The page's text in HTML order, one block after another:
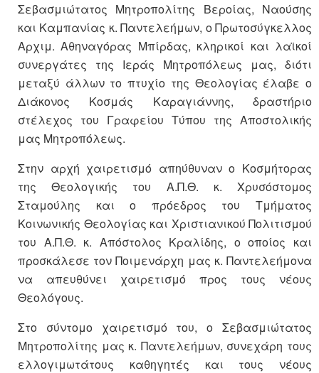
Σεβασμιώτατος Μητροπολίτης Βεροίας, Ναούσης
και Καμπανίας κ. Παντελεήμων, ο Πρωτοσύγκελλος
Αρχιμ. Αθηναγόρας Μπίρδας, κληρικοί και λαϊκοί
συνεργάτες της Ιεράς Μητροπόλεως μας, διότι
μεταξύ άλλων το πτυχίο της Θεολογίας έλαβε ο
Διάκονος Κοσμάς Καραγιάννης, δραστήριο
στέλεχος του Γραφείου Τύπου της Αποστολικής
μας Μητροπόλεως.
Στην αρχή χαιρετισμό απηύθυναν ο Κοσμήτορας
της Θεολογικής του Α.Π.Θ. κ. Χρυσόστομος
Σταμούλης και ο πρόεδρος του Τμήματος
Κοινωνικής Θεολογίας και Χριστιανικού Πολιτισμού
του Α.Π.Θ. κ. Απόστολος Κραλίδης, ο οποίος και
προσκάλεσε τον Ποιμενάρχη μας κ. Παντελεήμονα
να απευθύνει χαιρετισμό προς τους νέους
Θεολόγους.
Στο σύντομο χαιρετισμό του, ο Σεβασμιώτατος
Μητροπολίτης μας κ. Παντελεήμων, συνεχάρη τους
ελλογιμωτάτους καθηγητές και τους νέους